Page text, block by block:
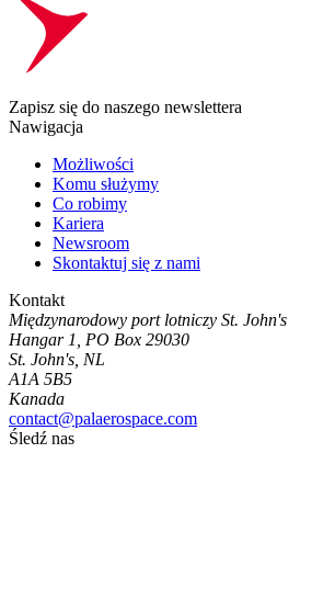
Zapisz się do naszego newslettera
Nawigacja
Możliwości
Komu służymy
Co robimy
Kariera
Newsroom
Skontaktuj się z nami
Kontakt
Międzynarodowy port lotniczy St. John's
Hangar 1, PO Box 29030
St. John's, NL
A1A 5B5
Kanada
contact@palaerospace.com
Śledź nas